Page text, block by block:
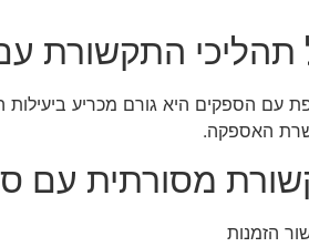
האספקה.
מסורתית עם
הזמנות